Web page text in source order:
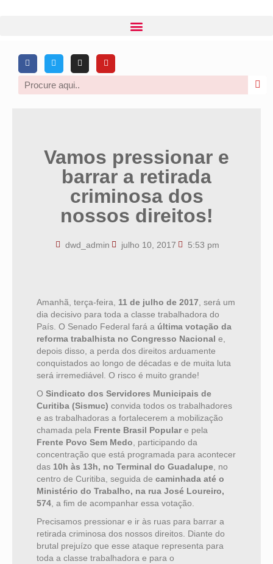
Vamos pressionar e
barrar a retirada
criminosa dos
nossos direitos!
dwd_admin julho 10, 2017 5:53 pm
Amanhã, terça-feira, 11 de julho de 2017 , será um
dia decisivo para toda a classe trabalhadora do
País. O Senado Federal fará a última votação da
reforma trabalhista no Congresso Nacional e,
depois disso, a perda dos direitos arduamente
conquistados ao longo de décadas e de muita luta
será irremediável. O risco é muito grande!
O Sindicato dos Servidores Municipais de
Curitiba (Sismuc) convida todos os trabalhadores
e as trabalhadoras a fortalecerem a mobilização
chamada pela Frente Brasil Populare pela
Frente Povo Sem Medo , participando da
concentração que está programada para acontecer
das 10h às 13h, no Terminal do Guadalupe , no
centro de Curitiba, seguida de caminhada até o
Ministério do Trabalho, na rua José Loureiro,
574 , a fim de acompanhar essa votação.
Precisamos pressionar e ir às ruas para barrar a
retirada criminosa dos nossos direitos. Diante do
brutal prejuízo que esse ataque representa para
toda a classe trabalhadora e para o